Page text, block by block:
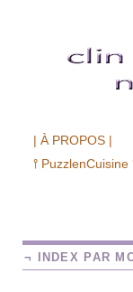
| À PROPOS |
⫯ PuzzlenCuisine
¬ INDEX PAR